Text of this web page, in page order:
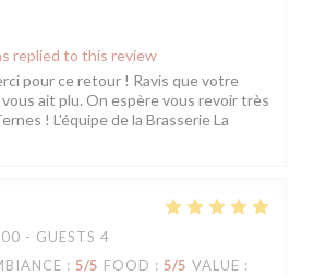
replied to this review
pour ce retour ! Ravis que votre
ait plu. On espère vous revoir très
! L'équipe de la Brasserie La
- GUESTS 4
: 5/5 FOOD : 5/5 VALUE :